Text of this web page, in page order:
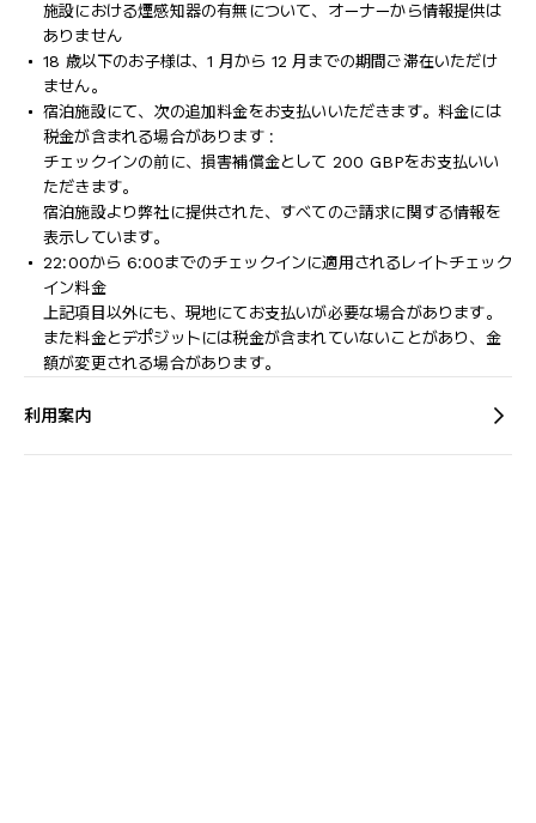
施設における煙感知器の有無について、オーナーから情報提供は
ありません
18 歳以下のお子様は、1 月から 12 月までの期間ご滞在いただけ
ません。
宿泊施設にて、次の追加料金をお支払いいただきます。料金には
税金が含まれる場合があります :
チェックインの前に、損害補償金として 200 GBPをお支払いい
ただきます。
宿泊施設より弊社に提供された、すべてのご請求に関する情報を
表示しています。
22:00から 6:00までのチェックインに適用されるレイトチェック
イン料金
上記項目以外にも、現地にてお支払いが必要な場合があります。
また料金とデポジットには税金が含まれていないことがあり、金
額が変更される場合があります。
利用案内